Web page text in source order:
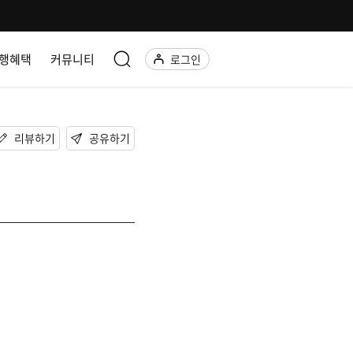
혜택 커뮤니티 로그인
리뷰하기 공유하기